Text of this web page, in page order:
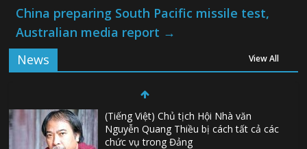
China preparing South Pacific missile test,
Australian media report →
News
View All
(Tiếng Việt) Chủ tịch Hội Nhà văn
Nguyễn Quang Thiều bị cách tất cả các
chức vụ trong Đảng